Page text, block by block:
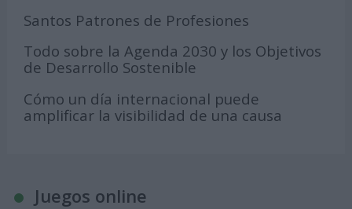
Santos Patrones de Profesiones
Todo sobre la Agenda 2030 y los Objetivos
de Desarrollo Sostenible
Cómo un día internacional puede
amplificar la visibilidad de una causa
Juegos online